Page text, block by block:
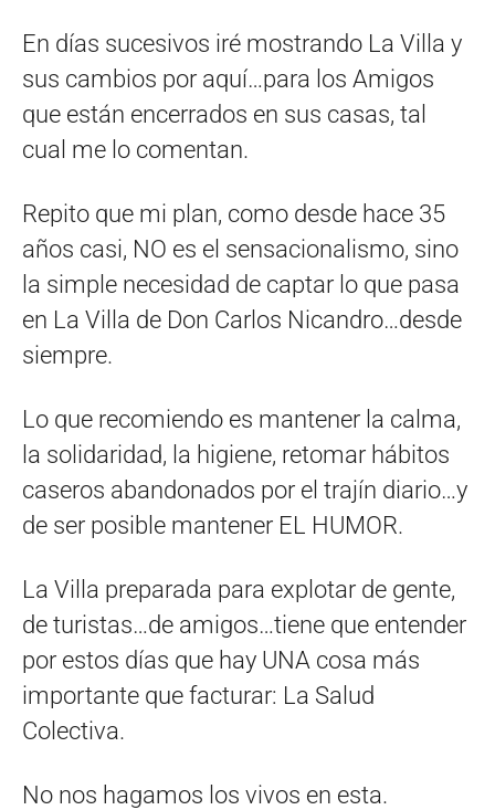
En días sucesivos iré mostrando La Villa y
sus cambios por aquí…para los Amigos
que están encerrados en sus casas, tal
cual me lo comentan.
Repito que mi plan, como desde hace 35
años casi, NO es el sensacionalismo, sino
la simple necesidad de captar lo que pasa
en La Villa de Don Carlos Nicandro…desde
siempre.
Lo que recomiendo es mantener la calma,
la solidaridad, la higiene, retomar hábitos
caseros abandonados por el trajín diario…y
de ser posible mantener EL HUMOR.
La Villa preparada para explotar de gente,
de turistas…de amigos…tiene que entender
por estos días que hay UNA cosa más
importante que facturar: La Salud
Colectiva.
No nos hagamos los vivos en esta.